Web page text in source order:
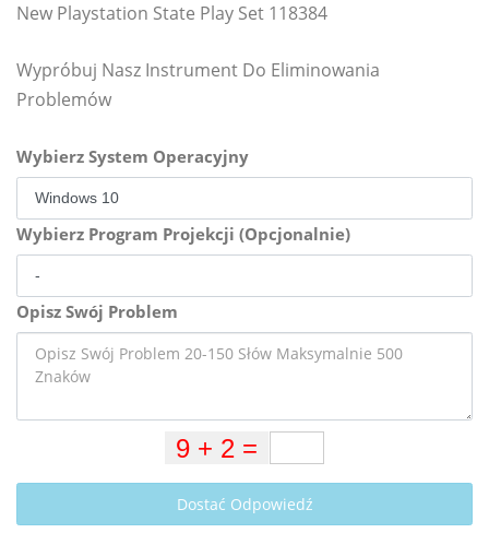
New Playstation State Play Set 118384
Wypróbuj Nasz Instrument Do Eliminowania
Problemów
Wybierz System Operacyjny
Wybierz Program Projekcji (Opcjonalnie)
Opisz Swój Problem
Dostać Odpowiedź